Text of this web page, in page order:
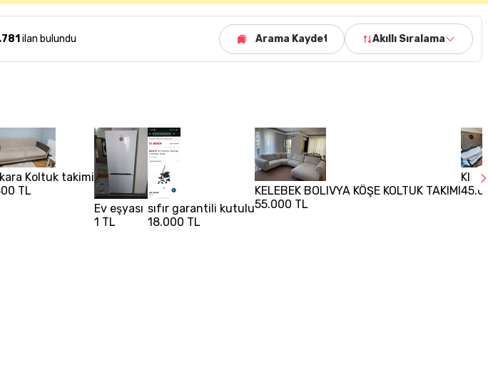
ilan bulundu Arama Kaydet Akıllı Sıralama
Koltuk takimi
TL
Ev eşyası
1 TL
sıfır garantili kutulu
18.000 TL
KELEBEK BOLIVYA KÖŞE KOLTUK TAKIMI
55.000 TL